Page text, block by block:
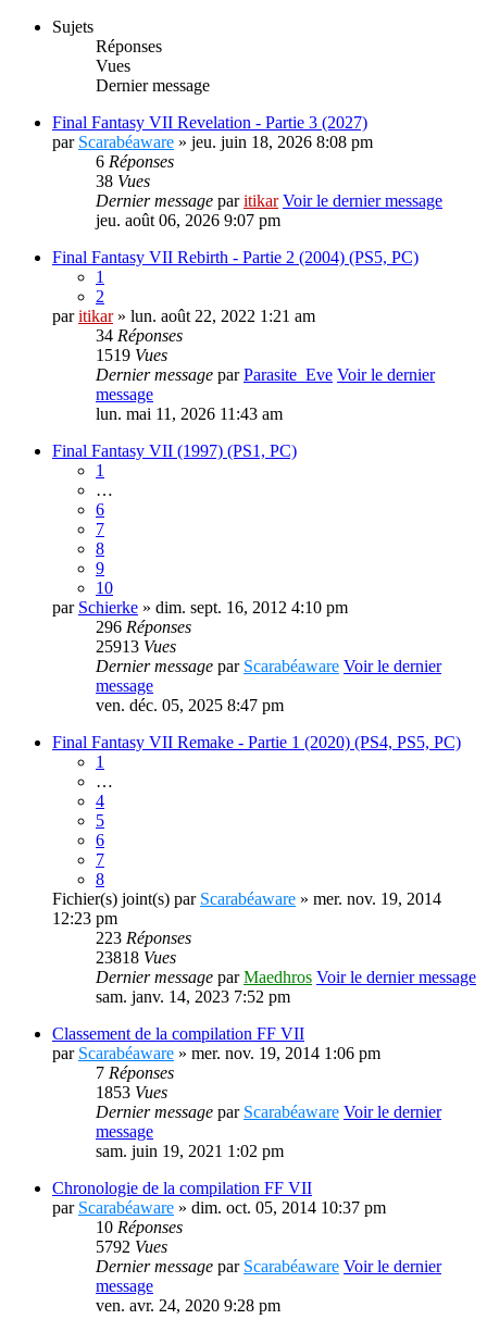
Sujets
Réponses
Vues
Dernier message
Final Fantasy VII Revelation - Partie 3 (2027)
par Scarabéaware » jeu. juin 18, 2026 8:08 pm
6 Réponses
38 Vues
Dernier message paritikar Voir le dernier message
jeu. août 06, 2026 9:07 pm
Final Fantasy VII Rebirth - Partie 2 (2004) (PS5, PC)
1
2
paritikar» lun. août 22, 2022 1:21 am
34 Réponses
1519 Vues
Dernier message parParasite_Eve Voir le dernier
message
lun. mai 11, 2026 11:43 am
Final Fantasy VII (1997) (PS1, PC)
1
…
6
7
8
9
10
par Schierke » dim. sept. 16, 2012 4:10 pm
296 Réponses
25913 Vues
Dernier message par Scarabéaware Voir le dernier
message
ven. déc. 05, 2025 8:47 pm
Final Fantasy VII Remake - Partie 1 (2020) (PS4, PS5, PC)
1
…
4
5
6
7
8
Fichier(s) joint(s) par Scarabéaware » mer. nov. 19, 2014
12:23 pm
223 Réponses
23818 Vues
Dernier message parMaedhros Voir le dernier message
sam. janv. 14, 2023 7:52 pm
Classement de la compilation FF VII
par Scarabéaware » mer. nov. 19, 2014 1:06 pm
7 Réponses
1853 Vues
Dernier message par Scarabéaware Voir le dernier
message
sam. juin 19, 2021 1:02 pm
Chronologie de la compilation FF VII
par Scarabéaware » dim. oct. 05, 2014 10:37 pm
10 Réponses
5792 Vues
Dernier message par Scarabéaware Voir le dernier
message
ven. avr. 24, 2020 9:28 pm